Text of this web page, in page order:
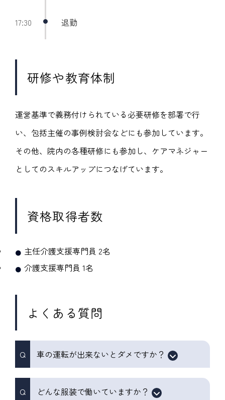
17:30 退勤
研修や教育体制
運営基準で義務付けられている必要研修を部署で行
い、包括主催の事例検討会などにも参加しています。
その他、院内の各種研修にも参加し、ケアマネジャー
としてのスキルアップにつなげています。
資格取得者数
主任介護支援専門員 2名
介護支援専門員 1名
よくある質問
車の運転が出来ないとダメですか？
どんな服装で働いていますか？